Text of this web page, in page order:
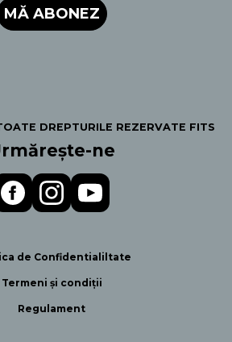
MĂ ABONEZ
DREPTURILE REZERVATE FITS
ne
de Confidentialiltate
Termeni și condiții
Regulament